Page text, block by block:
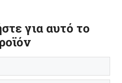
για αυτό το